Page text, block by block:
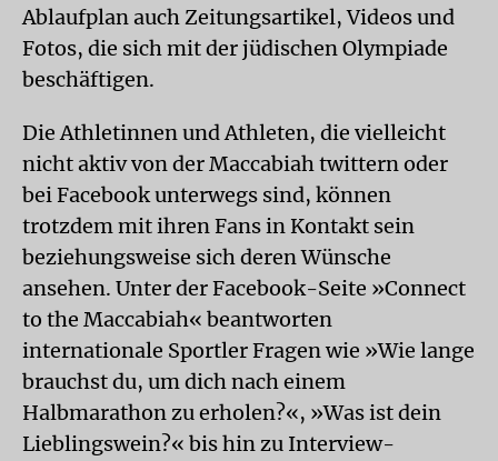
Ablaufplan auch Zeitungsartikel, Videos und
Fotos, die sich mit der jüdischen Olympiade
beschäftigen.
Die Athletinnen und Athleten, die vielleicht
nicht aktiv von der Maccabiah twittern oder
bei Facebook unterwegs sind, können
trotzdem mit ihren Fans in Kontakt sein
beziehungsweise sich deren Wünsche
ansehen. Unter der Facebook-Seite »Connect
to the Maccabiah« beantworten
internationale Sportler Fragen wie »Wie lange
brauchst du, um dich nach einem
Halbmarathon zu erholen?«, »Was ist dein
Lieblingswein?« bis hin zu Interview-